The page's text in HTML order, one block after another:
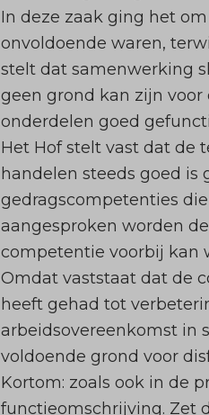
In deze zaak ging het
onvoldoende waren,
stelt dat samenwerking
geen grond kan zijn
onderdelen goed
Het Hof stelt vast dat de
handelen steeds goed
gedragscompetenties
aangesproken worden
competentie voorbij kan
Omdat vaststaat dat de
heeft gehad tot
arbeidsovereenkomst in
voldoende grond voor
Kortom: zoals ook in de
functieomschrijving. Zet